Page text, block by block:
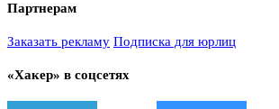
Партнерам
Заказать рекламу Подписка для юрлиц
«Хакер» в соцсетях